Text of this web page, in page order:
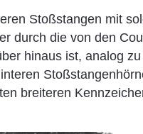
Stoßstangen mit
durch die von den
hinaus ist, analog
breiteren